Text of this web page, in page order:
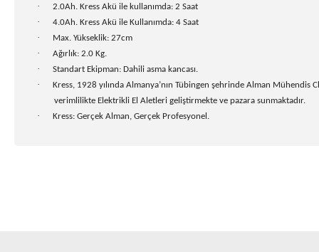
· 2.0Ah. Kress Akü ile kullanımda: 2 Saat
· 4.0Ah. Kress Akü ile Kullanımda: 4 Saat
· Max. Yükseklik: 27cm
· Ağırlık: 2.0 Kg.
· Standart Ekipman: Dahili asma kancası.
·
Kress, 1928 yılında Almanya’nın Tübingen şehrinde Alman
verimlilikte Elektrikli El Aletleri geliştirmekte ve pazara sunmaktadır.
· Kress: Gerçek Alman, Gerçek Profesyonel.